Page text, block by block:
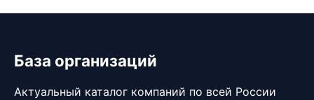
База организаций
Актуальный каталог компаний по всей России